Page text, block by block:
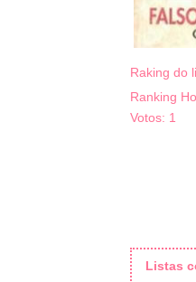
Raking do
Ranking
Votos: 1
Listas